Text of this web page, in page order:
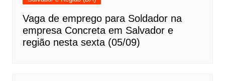
Vaga de emprego para Soldador na
empresa Concreta em Salvador e
região nesta sexta (05/09)